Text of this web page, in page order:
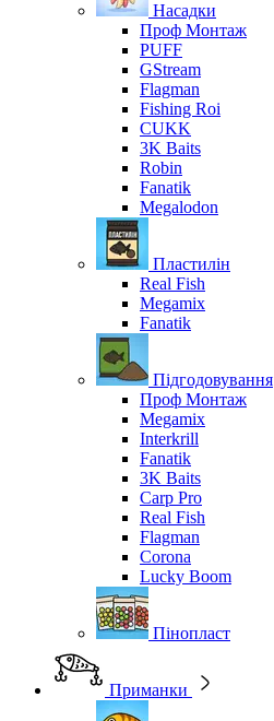
Насадки
Проф Монтаж
PUFF
GStream
Flagman
Fishing Roi
CUKK
3K Baits
Robin
Fanatik
Megalodon
Пластилін
Real Fish
Megamix
Fanatik
Підгодовування
Проф Монтаж
Megamix
Interkrill
Fanatik
3K Baits
Carp Pro
Real Fish
Flagman
Corona
Lucky Boom
Пінопласт
Приманки